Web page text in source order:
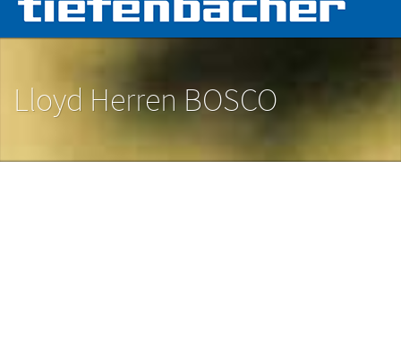
Lloyd Herren BOSCO